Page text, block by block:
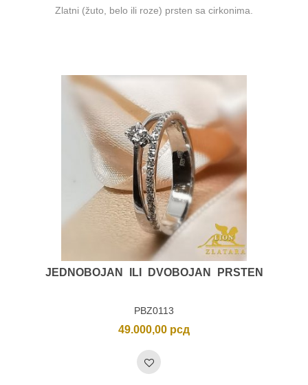
Zlatni (žuto, belo ili roze) prsten sa cirkonima.
JEDNOBOJAN ILI DVOBOJAN PRSTEN
PBZ0113
49.000,00 рсд